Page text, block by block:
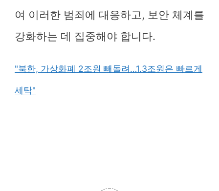
여 이러한 범죄에 대응하고, 보안 체계를
강화하는 데 집중해야 합니다.
"북한, 가상화폐 2조원 빼돌려…1.3조원은 빠르게
세탁"